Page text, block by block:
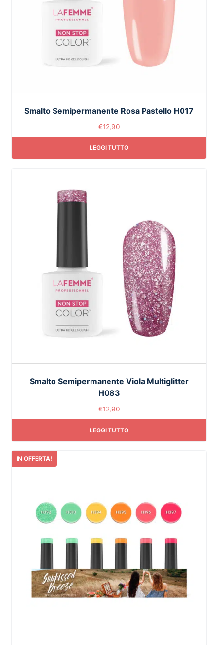
Smalto Semipermanente Rosa Pastello H017
€12,90
LEGGI TUTTO
Smalto Semipermanente Viola Multiglitter
H083
€12,90
LEGGI TUTTO
IN OFFERTA!